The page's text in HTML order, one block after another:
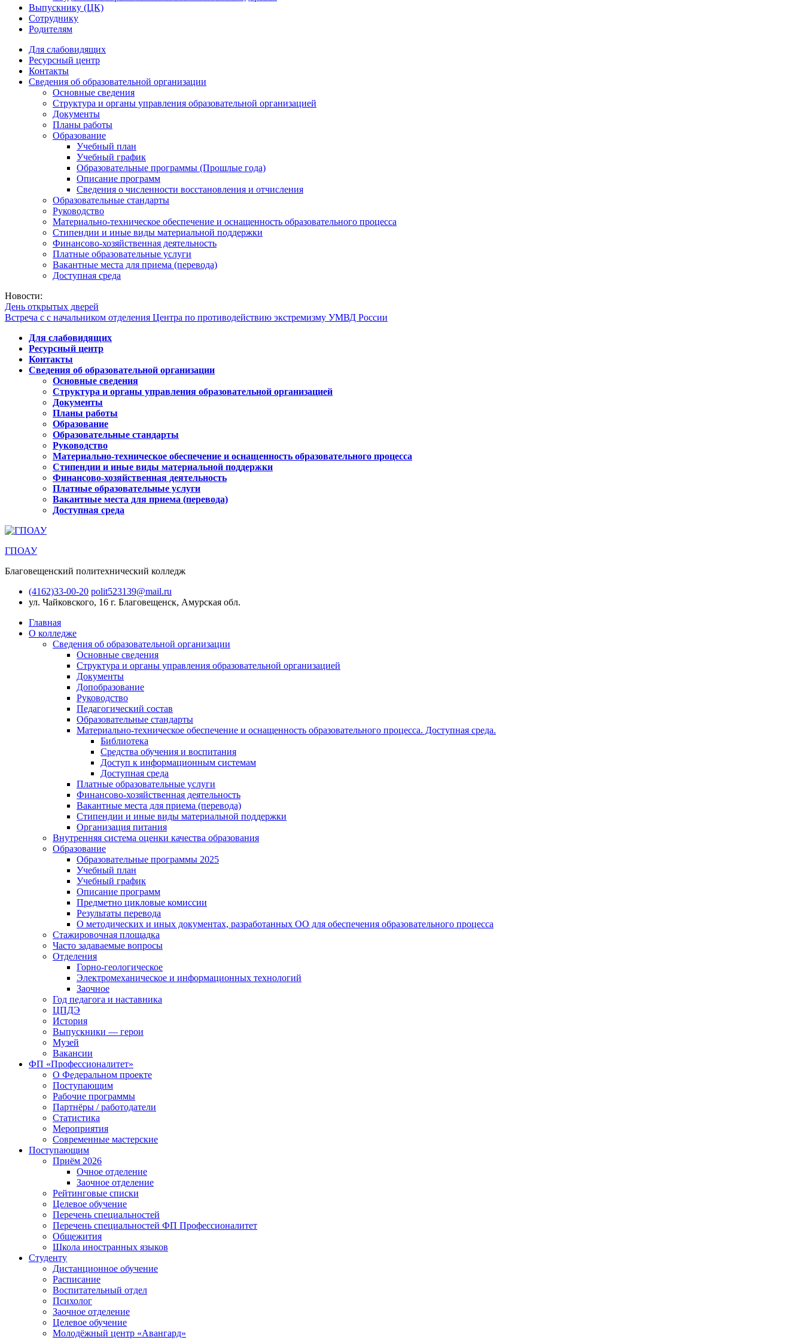
Выпускнику (ЦК)
Сотруднику
Родителям
Для слабовидящих
Ресурсный центр
Контакты
Сведения об образовательной организации
Основные сведения
Структура и органы управления образовательной организацией
Документы
Планы работы
Образование
Учебный план
Учебный график
Образовательные программы (Прошлые года)
Описание программ
Сведения о численности восстановления и отчисления
Образовательные стандарты
Руководство
Материально-техническое обеспечение и оснащенность образовательного процесса
Стипендии и иные виды материальной поддержки
Финансово-хозяйственная деятельность
Платные образовательные услуги
Вакантные места для приема (перевода)
Доступная среда
Новости:
День открытых дверей
Встреча с с начальником отделения Центра по противодействию экстремизму УМВД России
Для слабовидящих
Ресурсный центр
Контакты
Сведения об образовательной организации
Основные сведения
Структура и органы управления образовательной организацией
Документы
Планы работы
Образование
Образовательные стандарты
Руководство
Материально-техническое обеспечение и оснащенность образовательного процесса
Стипендии и иные виды материальной поддержки
Финансово-хозяйственная деятельность
Платные образовательные услуги
Вакантные места для приема (перевода)
Доступная среда
ГПОАУ
Благовещенский политехнический колледж
(4162)33-00-20 polit523139@mail.ru
ул. Чайковского, 16 г. Благовещенск, Амурская обл.
Главная
О колледже
Сведения об образовательной организации
Основные сведения
Структура и органы управления образовательной организацией
Документы
Допобразование
Руководство
Педагогический состав
Образовательные стандарты
Материально-техническое обеспечение и оснащенность образовательного процесса. Доступная среда.
Библиотека
Средства обучения и воспитания
Доступ к информационным системам
Доступная среда
Платные образовательные услуги
Финансово-хозяйственная деятельность
Вакантные места для приема (перевода)
Стипендии и иные виды материальной поддержки
Организация питания
Внутренняя система оценки качества образования
Образование
Образовательные программы 2025
Учебный план
Учебный график
Описание программ
Предметно цикловые комиссии
Результаты перевода
О методических и иных документах, разработанных ОО для обеспечения образовательного процесса
Стажировочная площадка
Часто задаваемые вопросы
Отделения
Горно-геологическое
Электромеханическое и информационных технологий
Заочное
Год педагога и наставника
ЦПДЭ
История
Выпускники — герои
Музей
Вакансии
ФП «Профессионалитет»
О Федеральном проекте
Поступающим
Рабочие программы
Партнёры / работодатели
Статистика
Мероприятия
Современные мастерские
Поступающим
Приём 2026
Очное отделение
Заочное отделение
Рейтинговые списки
Целевое обучение
Перечень специальностей
Перечень специальностей ФП Профессионалитет
Общежития
Школа иностранных языков
Студенту
Дистанционное обучение
Расписание
Воспитательный отдел
Психолог
Заочное отделение
Целевое обучение
Молодёжный центр «Авангард»